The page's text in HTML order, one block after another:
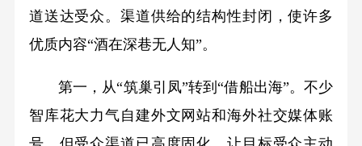
道送达受众。渠道供给的结构性封闭，使许多
优质内容“酒在深巷无人知”。
第一，从“筑巢引凤”转到“借船出海”。不少
智库花大力气自建外文网站和海外社交媒体账